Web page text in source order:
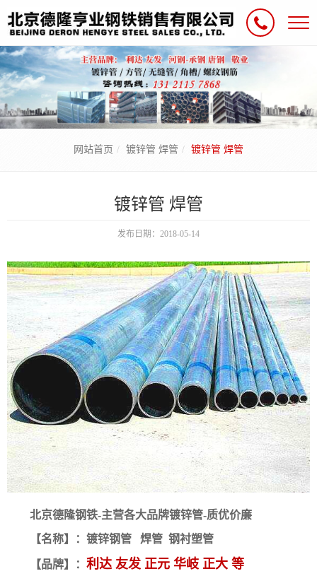
网站首页 镀锌管 焊管 镀锌管 焊管
镀锌管 焊管
发布日期：2018-05-14
北京德隆钢铁-主营各大品牌镀锌管-质优价廉
【名称】：镀锌钢管 焊管 钢衬塑管
【品牌】： 利达 友发 正元 华岐 正大 等